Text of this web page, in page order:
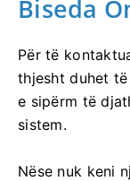
Biseda
Për të
thjesht duhet
e sipërm të
sistem.
Nëse nuk keni